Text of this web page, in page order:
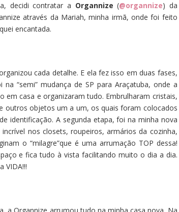
decidi contratar a Organnize (@organnize) da
através da Mariah, minha irmã, onde foi feito
encantada.
cada detalhe. E ela fez isso em duas fases,
“semi” mudança de SP para Araçatuba, onde a
em casa e organizaram tudo. Embrulharam cristais,
outros objetos um a um, os quais foram colocados
identificação. A segunda etapa, foi na minha nova
nos closets, roupeiros, armários da cozinha,
o “milagre”que é uma arrumação TOP dessa!
e fica tudo à vista facilitando muito o dia a dia.
VIDA!!!